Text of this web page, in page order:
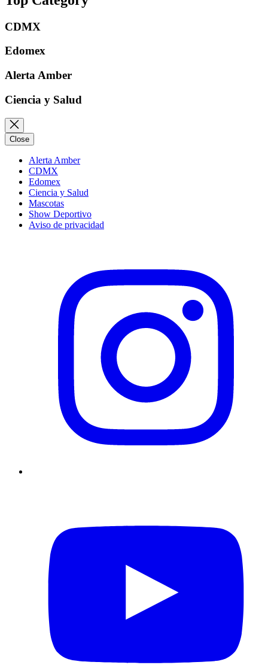
CDMX
Edomex
Alerta Amber
Ciencia y Salud
Close
Alerta Amber
CDMX
Edomex
Ciencia y Salud
Mascotas
Show Deportivo
Aviso de privacidad